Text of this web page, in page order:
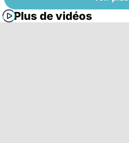
Plus de vidéos